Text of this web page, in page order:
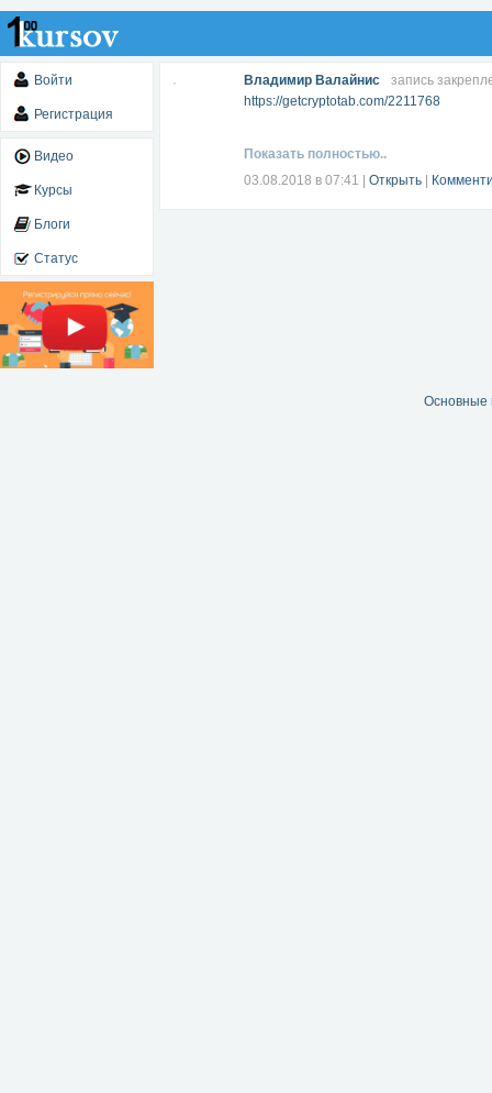
Войти
Регистрация
Видео
Курсы
Блоги
Статус
Владимир Валайнис
запись
https://getcryptotab.com/2211768
Показать полностью..
03.08.2018 в 07:41
Открыть
Основные